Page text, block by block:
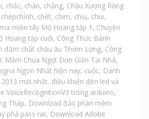
, chắc, chân, chẳng, Chậu Xương Rồng
chépchỉnh, chết, chim, chịu, chui,
miền tây Mộ Hoang tập 1 , Chuyện
Hoang tập cuối, Công Thức Bánh
đậm chất châu âu Thơm Lừng, Công
Mắm Chua Ngọt Đơn Giản Tại Nhà,
Ngon Nhất hiện nay, cuốc, Danh
mới nhất, điều khiển đèn led và
VoiceRecognitionV3 trong arduino,
Tháp, Download (tải) phần mềm
phá pass rar, Download Adobe